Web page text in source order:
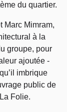
du quartier.
Marc Mimram,
à la
groupe, pour
ajoutée -
imbrique
public de
Folie.